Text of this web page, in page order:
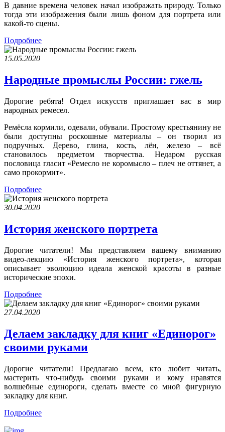
В давние времена человек начал изображать природу. Только
тогда эти изображения были лишь фоном для портрета или
какой-то сцены.
Подробнее
15.05.2020
Народные промыслы России: гжель
Дорогие ребята! Отдел искусств приглашает вас в мир
народных ремесел.
Ремёсла кормили, одевали, обували. Простому крестьянину не
были доступны роскошные материалы – он творил из
подручных. Дерево, глина, кость, лён, железо – всё
становилось предметом творчества. Недаром русская
пословица гласит «Ремесло не коромысло – плеч не оттянет, а
само прокормит».
Подробнее
30.04.2020
История женского портрета
Дорогие читатели! Мы представляем вашему вниманию
видео-лекцию «История женского портрета», которая
описывает эволюцию идеала женской красоты в разные
исторические эпохи.
Подробнее
27.04.2020
Делаем закладку для книг «Единорог»
своими руками
Дорогие читатели! Предлагаю всем, кто любит читать,
мастерить что-нибудь своими руками и кому нравятся
волшебные единороги, сделать вместе со мной фигурную
закладку для книг.
Подробнее